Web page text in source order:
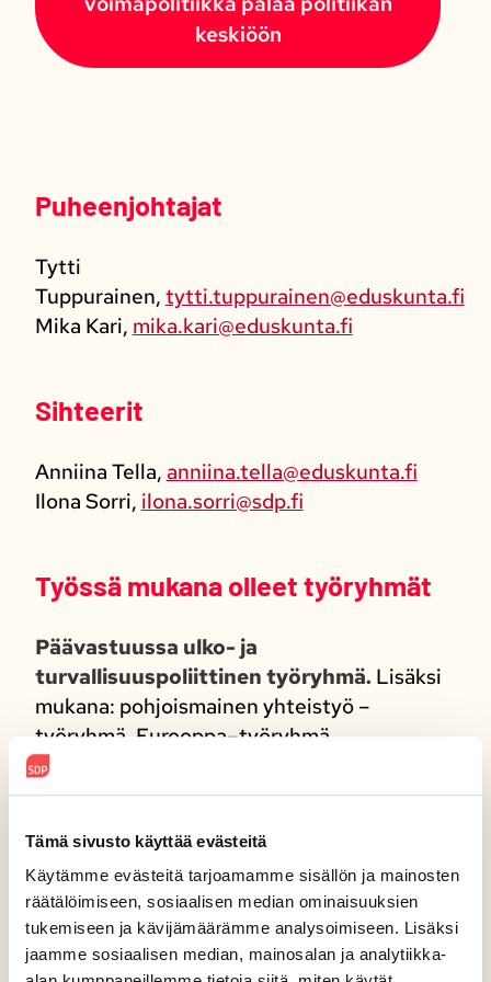
Tämä sivusto käyttää evästeitä
Käytämme evästeitä tarjoamamme sisällön ja mainosten
räätälöimiseen, sosiaalisen median ominaisuuksien
tukemiseen ja kävijämäärämme analysoimiseen. Lisäksi
jaamme sosiaalisen median, mainosalan ja analytiikka-
keskiöön
Puheenjohtajat
Tytti
Tuppurainen, tytti.tuppurainen@eduskunta.fi
Mika Kari, mika.kari@eduskunta.fi
Sihteerit
Anniina Tella, anniina.tella@eduskunta.fi
Ilona Sorri, ilona.sorri@sdp.fi
Työssä mukana olleet työryhmät
Päävastuussa ulko- ja
turvallisuuspoliittinen työryhmä. Lisäksi
mukana: pohjoismainen yhteistyö –
työryhmä, Eurooppa–työryhmä,
oikeusvaltio–työryhmä, globalisaatio ja
kestävä kehitys –työryhmä​.
Löysitkö sivulta